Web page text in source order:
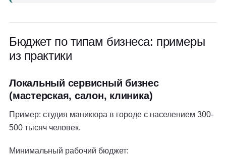
Бюджет по типам бизнеса: примеры
из практики
Локальный сервисный бизнес
(мастерская, салон, клиника)
Пример: студия маникюра в городе с населением 300-
500 тысяч человек.
Минимальный рабочий бюджет: